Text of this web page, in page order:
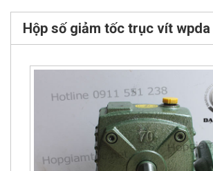
Hộp số giảm tốc trục vít